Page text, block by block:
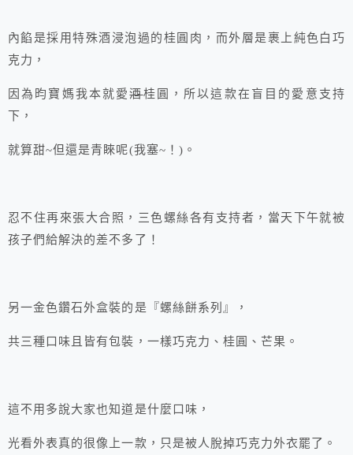
內餡是採用特殊酒浸泡過的桂圓肉，而外層是裹上純色白巧
克力，
因為昀寶媽我本就愛酒桂圓，所以這款在盲目的愛意支持
下，
就算甜~但還是青睞呢(我塞~！)。
忍不住再來張大合照，三色螺絲各有支持者，當天下午就被
孩子們給解決的差不多了！
另一金色鑽石外盒裝的是『螺絲餅系列』，
共三種口味且皆有包裝，一樣巧克力、桂圓、芒果。
這不用多說大家也知道是什麼口味，
光看外表真的很像上一款，只是被人脫掉巧克力外衣罷了。